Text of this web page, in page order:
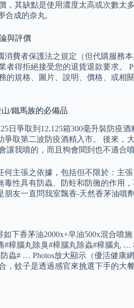
其缺點是使用濃度太高或次數
合成的奈丸.
與評價
費者保護法之規定（但代購服務
得拒絕接受您的退貨退款要求。
規格、圖片、說明、價格、或
/鐵馬族的必備品
爭取到12,125箱300毫升裝防疫
取第二波防疫酒精入市。 後來，
讓我噴的，而且狗會聞到也不適合
主張之依據，包括但不限於：主
性具有防蟲、防蛀和防黴的作用
友一直問我室飄香-天然香茅油噴
下香茅油2000x+皁油500x混合
樟腦丸除臭#樟腦丸除蟲#樟腦丸
蟲# … Photos放大顯示（優活健
，蚊子是透過感官來挑選下手的大